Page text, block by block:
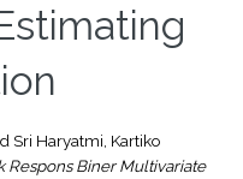
Sri Haryatmi, Kartiko
Respons Biner Multivariate